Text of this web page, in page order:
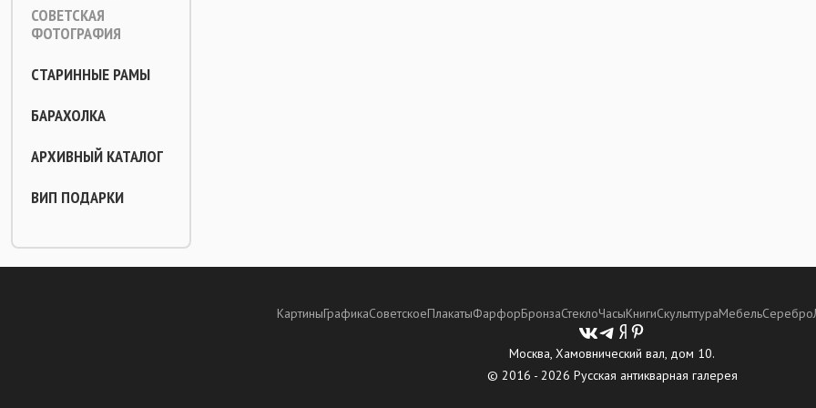
СОВЕТСКАЯ
ФОТОГРАФИЯ
СТАРИННЫЕ РАМЫ
БАРАХОЛКА
АРХИВНЫЙ КАТАЛОГ
ВИП ПОДАРКИ
КартиныГрафикаСоветскоеПлакатыФарфорБронзаСтеклоЧасыКнигиСкульптураМебельСеребро
Москва, Хамовнический вал, дом 10.
© 2016 - 2026 Русская антикварная галерея